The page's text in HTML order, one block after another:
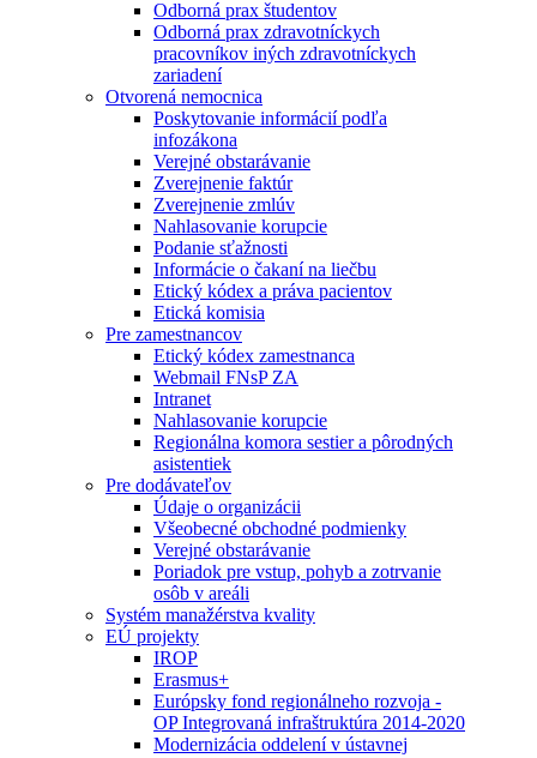
Odborná prax študentov
Odborná prax zdravotníckych
pracovníkov iných zdravotníckych
zariadení
Otvorená nemocnica
Poskytovanie informácií podľa
infozákona
Verejné obstarávanie
Zverejnenie faktúr
Zverejnenie zmlúv
Nahlasovanie korupcie
Podanie sťažnosti
Informácie o čakaní na liečbu
Etický kódex a práva pacientov
Etická komisia
Pre zamestnancov
Etický kódex zamestnanca
Webmail FNsP ZA
Intranet
Nahlasovanie korupcie
Regionálna komora sestier a pôrodných
asistentiek
Pre dodávateľov
Údaje o organizácii
Všeobecné obchodné podmienky
Verejné obstarávanie
Poriadok pre vstup, pohyb a zotrvanie
osôb v areáli
Systém manažérstva kvality
EÚ projekty
IROP
Erasmus+
Európsky fond regionálneho rozvoja -
OP Integrovaná infraštruktúra 2014-2020
Modernizácia oddelení v ústavnej